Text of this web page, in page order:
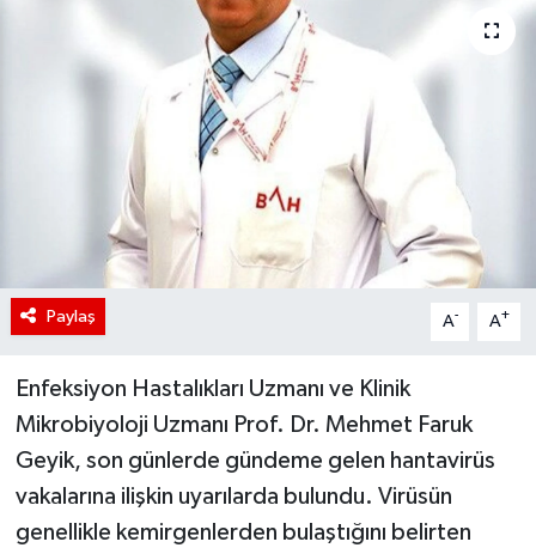
Paylaş A- A+
Enfeksiyon Hastalıkları Uzmanı ve Klinik
Mikrobiyoloji Uzmanı Prof. Dr. Mehmet Faruk
Geyik, son günlerde gündeme gelen hantavirüs
vakalarına ilişkin uyarılarda bulundu. Virüsün
genellikle kemirgenlerden bulaştığını belirten